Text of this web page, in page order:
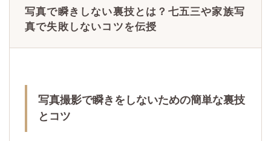
写真で瞬きしない裏技とは？七五三や家族写
真で失敗しないコツを伝授
写真撮影で瞬きをしないための簡単な裏技
とコツ